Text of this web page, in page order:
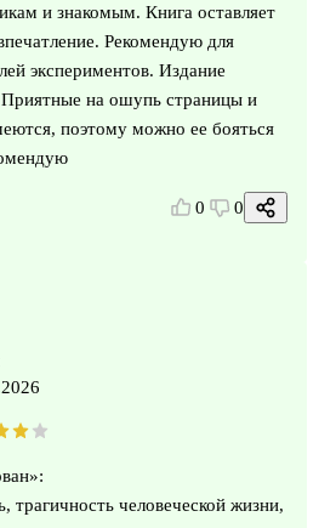
и знакомым. Книга оставляет
Рекомендую для
экспериментов. Издание
Приятные на ошупь страницы и
поэтому можно ее бояться
0 0
трагичность человеческой жизни,